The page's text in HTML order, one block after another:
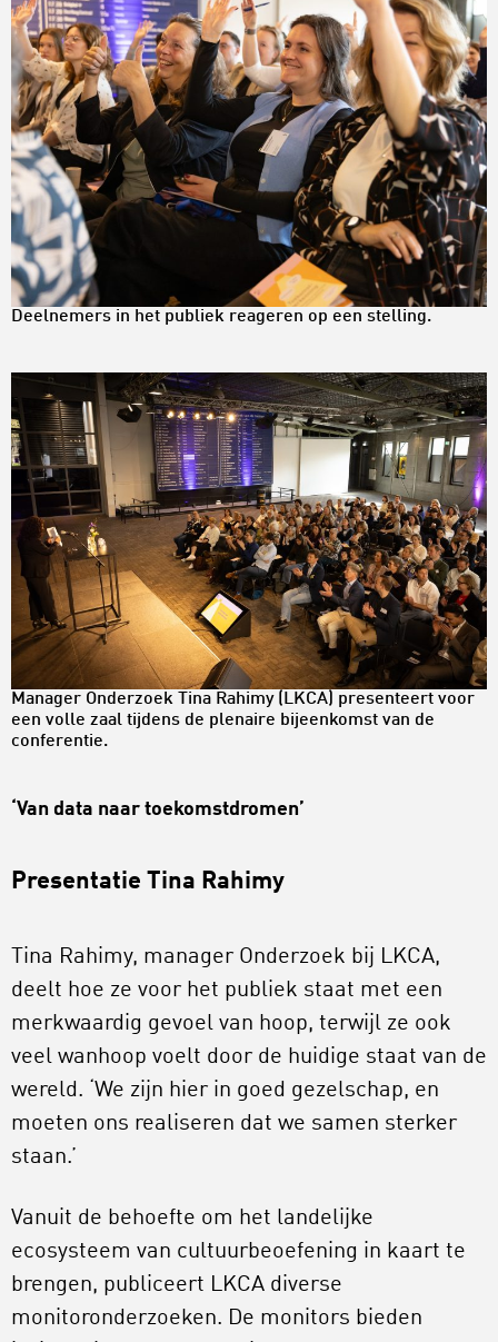
Deelnemers in het publiek reageren op een stelling.
Manager Onderzoek Tina Rahimy (LKCA) presenteert voor
een volle zaal tijdens de plenaire bijeenkomst van de
conferentie.
‘Van data naar toekomstdromen’
Presentatie Tina Rahimy
Tina Rahimy, manager Onderzoek bij LKCA,
deelt hoe ze voor het publiek staat met een
merkwaardig gevoel van hoop, terwijl ze ook
veel wanhoop voelt door de huidige staat van de
wereld. ‘We zijn hier in goed gezelschap, en
moeten ons realiseren dat we samen sterker
staan.’
Vanuit de behoefte om het landelijke
ecosysteem van cultuurbeoefening in kaart te
brengen, publiceert LKCA diverse
monitoronderzoeken. De monitors bieden